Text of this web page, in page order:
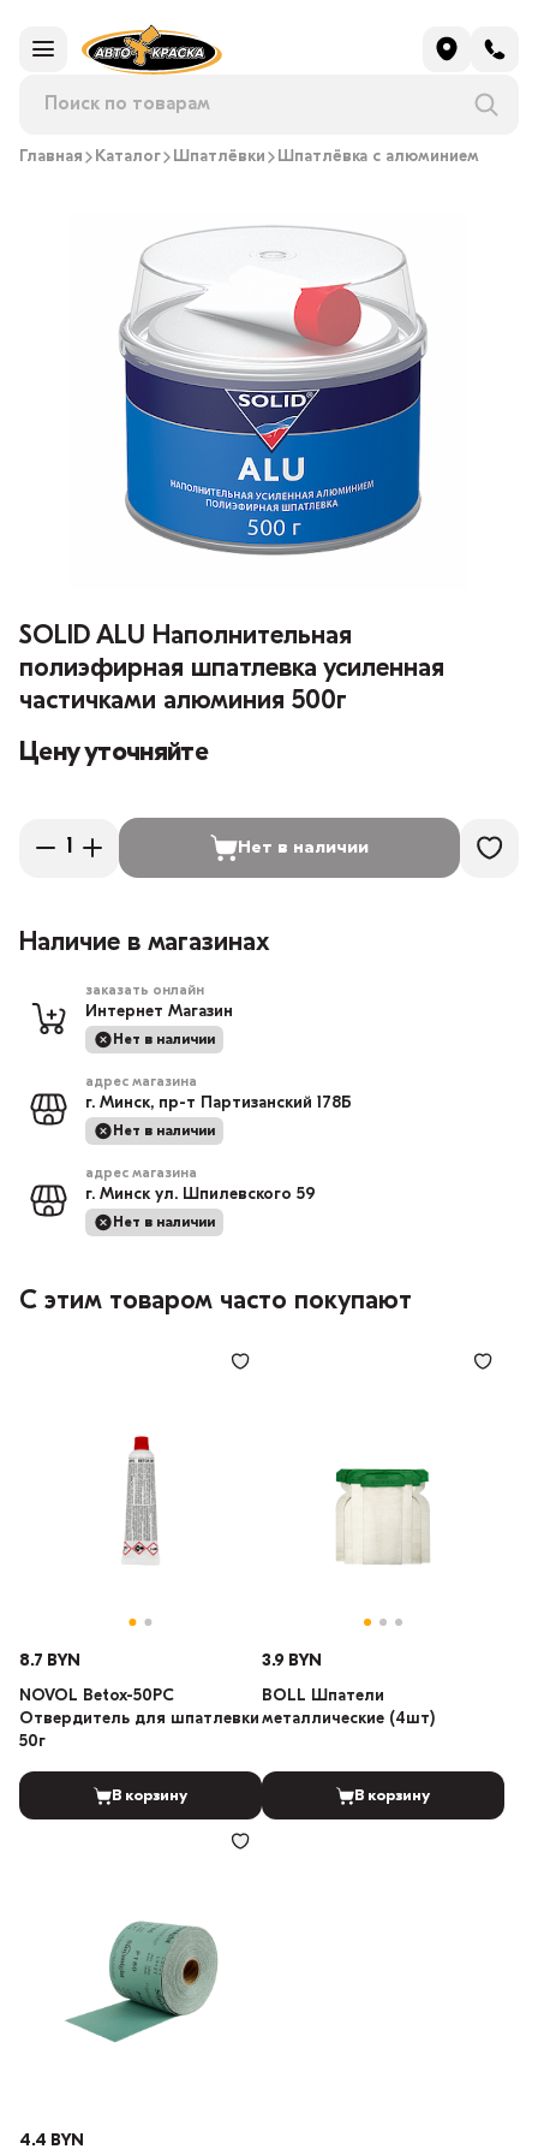
Главная Каталог Шпатлёвки Шпатлёвка с алюминием
SOLID ALU Наполнительная
полиэфирная шпатлевка усиленная
частичками алюминия 500г
Цену уточняйте
Нет в наличии
Наличие в магазинах
заказать онлайн
Интернет Магазин
Нет в наличии
адрес магазина
г. Минск, пр-т Партизанский 178Б
Нет в наличии
адрес магазина
г. Минск ул. Шпилевского 59
Нет в наличии
С этим товаром часто покупают
8.7 BYN
NOVOL Betox-50PC
Отвердитель для шпатлевки
50г
В корзину
3.9 BYN
BOLL Шпатели
металлические (4шт)
В корзину
4.4 BYN